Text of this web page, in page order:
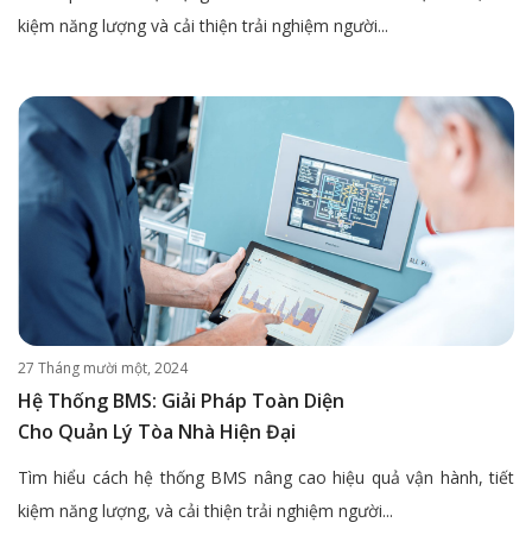
kiệm năng lượng và cải thiện trải nghiệm người...
27 Tháng mười một, 2024
Hệ Thống BMS: Giải Pháp Toàn Diện
Cho Quản Lý Tòa Nhà Hiện Đại
Tìm hiểu cách hệ thống BMS nâng cao hiệu quả vận hành, tiết
kiệm năng lượng, và cải thiện trải nghiệm người...